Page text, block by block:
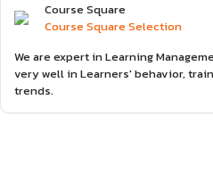
Course Square
Course Square Selection
We are expert in Learning
very well in Learners' behavior,
trends.